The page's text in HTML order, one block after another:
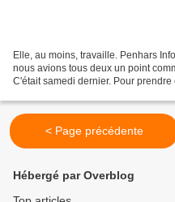
Elle, au moins, travaille. Penhars
nous avions tous deux un point
C'était samedi dernier. Pour
< Page précédente
Hébergé par Overblog